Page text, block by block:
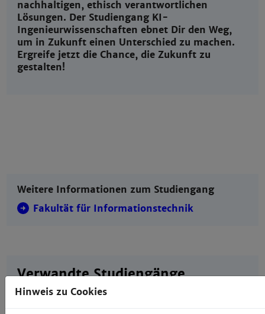
nachhaltigen, ethisch verantwortlichen
Lösungen. Der Studiengang KI-
Ingenieurwissenschaften ebnet Dir den Weg,
um in Zukunft einen Unterschied zu machen.
Ergreife jetzt die Chance, die Zukunft zu
gestalten!
Weitere Informationen zum Studiengang
Fakultät für Informationstechnik
Verwandte Studiengänge
Bachelor Informationstechnik/ Elektronik
Hinweis zu Cookies